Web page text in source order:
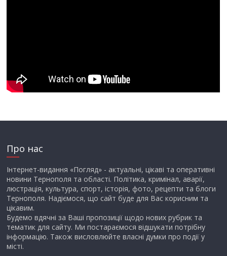
Про нас
Інтернет-видання «Погляд» - актуальні, цікаві та оперативні
новини Тернополя та області. Політика, кримінал, аварії,
люстрація, культура, спорт, історія, фото, рецепти та блоги
Тернополя. Надіємося, що сайт буде для Вас корисним та
цікавим.
Будемо вдячні за Ваші пропозиції щодо нових рубрик та
тематик для сайту. Ми постараємося відшукати потрібну
інформацію. Також висловлюйте власні думки про події у
місті.